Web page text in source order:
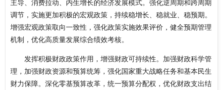
主导、消费拉动、内生增长的经济发展模式。强化逆周期和跨周期
调节，实施更加积极的宏观政策，持续稳增长、稳就业、稳预期。
增强宏观政策取向一致性，强化政策实施效果评价，健全预期管理
机制，优化高质量发展综合绩效考核。
发挥积极财政政策作用，增强财政可持续性。加强财政科学管
理，加强财政资源和预算统筹，强化国家重大战略任务和基本民生
财力保障。深化零基预算改革，统一预算分配权，优化财政支出结